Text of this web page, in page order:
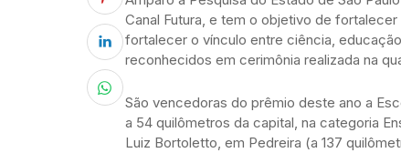
Canal Futura, e tem o objetivo de
fortalecer o vínculo entre ciência,
reconhecidos em cerimônia realizada na
São vencedoras do prêmio deste ano a
a 54 quilômetros da capital, na categoria
Luiz Bortoletto, em Pedreira (a 137